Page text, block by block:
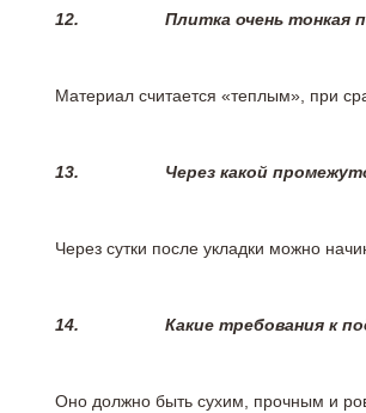
12. Плитка очень тонкая
Материал считается «теплым», при
13. Через какой
Через сутки после укладки можно
14. Какие требования к
Оно должно быть сухим, прочным и